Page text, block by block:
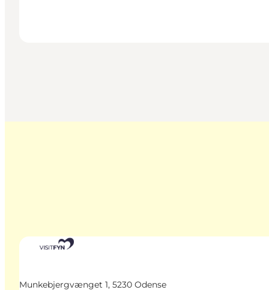
Munkebjergvænget 1, 5230 Odense